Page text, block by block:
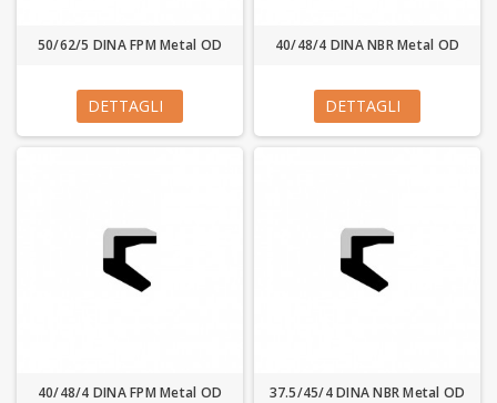
50/62/5 DINA FPM Metal OD
DETTAGLI
40/48/4 DINA NBR Metal OD
DETTAGLI
40/48/4 DINA FPM Metal OD 37.5/45/4 DINA NBR Metal OD